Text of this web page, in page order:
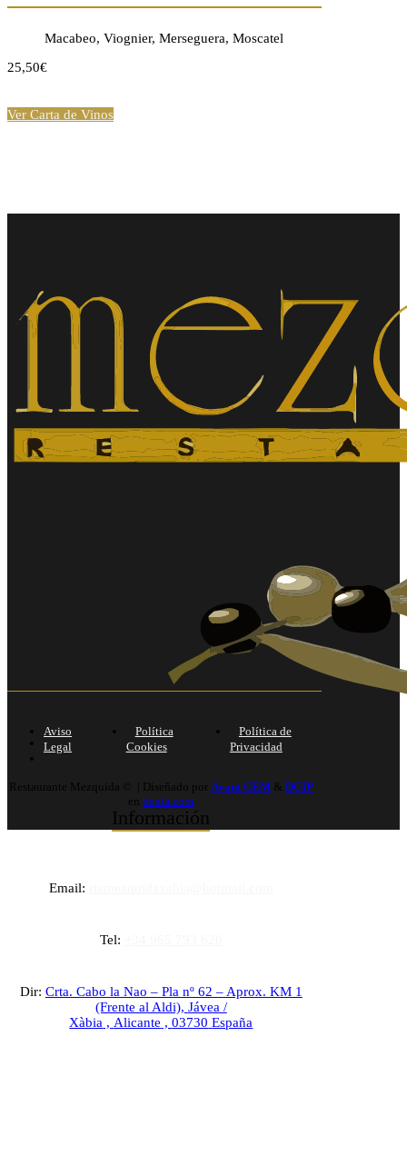
Macabeo, Viognier, Merseguera, Moscatel
25,50€
Ver Carta de Vinos
Información
Email:
Tel:
Dir: Crta. Cabo la Nao – Pla nº 62 – Aprox. KM 1
(Frente al Aldi), Jávea /
Xàbia ,Alicante ,03730 España
Aviso
Legal
Política
Cookies
Política de
Privacidad
Restaurante Mezquida © | Diseñado por Avant CEM& DCIP
endenia.com